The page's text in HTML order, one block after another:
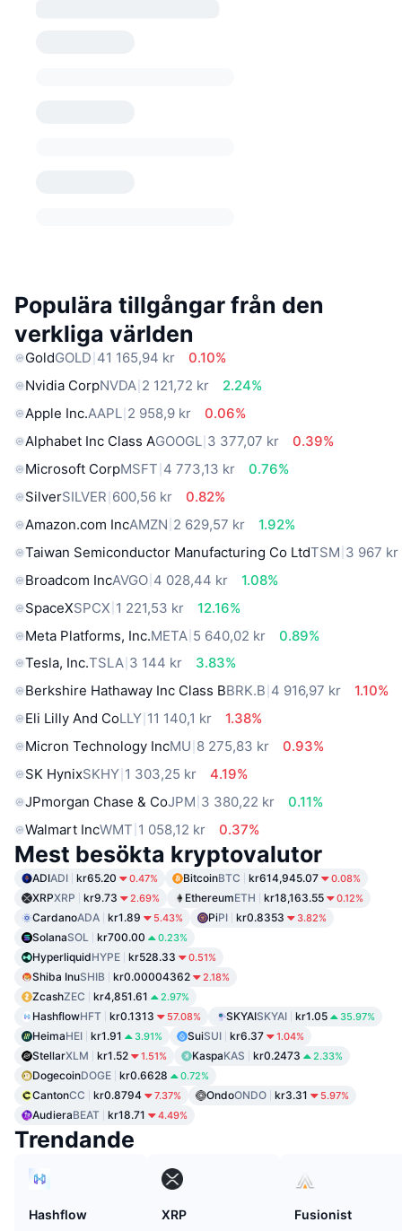
Populära tillgångar från den
verkliga världen
GoldGOLD 41 165,94 kr
0.10%
Nvidia CorpNVDA 2 121,72 kr
2.24%
Apple Inc.AAPL 2 958,9 kr
0.06%
Alphabet Inc Class AGOOGL 3 377,07 kr
0.39%
Microsoft CorpMSFT 4 773,13 kr
0.76%
SilverSILVER 600,56 kr
0.82%
Amazon.com IncAMZN 2 629,57 kr
1.92%
Taiwan Semiconductor Manufacturing Co LtdTSM 3 967 kr
Broadcom IncAVGO 4 028,44 kr
1.08%
SpaceXSPCX 1 221,53 kr
12.16%
Meta Platforms, Inc.META 5 640,02 kr
0.89%
Tesla, Inc.TSLA 3 144 kr
3.83%
Berkshire Hathaway Inc Class BBRK.B 4 916,97 kr
1.10%
Eli Lilly And CoLLY 11 140,1 kr
1.38%
Micron Technology IncMU 8 275,83 kr
0.93%
SK HynixSKHY 1 303,25 kr
4.19%
JPmorgan Chase & CoJPM 3 380,22 kr
0.11%
Walmart IncWMT 1 058,12 kr 0.37%
Mest besökta kryptovalutor
ADIADI kr65.20 0.47% BitcoinBTC kr614,945.07 0.08%
XRPXRP kr9.73 2.69% EthereumETH kr18,163.55 0.12%
CardanoADA kr1.89 5.43% PiPI kr0.8353 3.82%
SolanaSOL kr700.00 0.23%
HyperliquidHYPE kr528.33 0.51%
Shiba InuSHIB kr0.00004362 2.18%
ZcashZEC kr4,851.61 2.97%
HashflowHFT kr0.1313 57.08% SKYAISKYAI kr1.05 35.97%
HeimaHEI kr1.91 3.91% SuiSUI kr6.37 1.04%
StellarXLM kr1.52 1.51% KaspaKAS kr0.2473 2.33%
DogecoinDOGE kr0.6628 0.72%
CantonCC kr0.8794 7.37% OndoONDO kr3.31 5.97%
AudieraBEAT kr18.71 4.49%
Trendande
Hashflow
XRP
Fusionist